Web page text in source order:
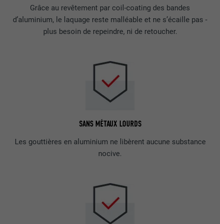
Grâce au revêtement par coil-coating des bandes
d’aluminium, le laquage reste malléable et ne s’écaille pas -
plus besoin de repeindre, ni de retoucher.
SANS MÉTAUX LOURDS
Les gouttières en aluminium ne libèrent aucune substance
nocive.